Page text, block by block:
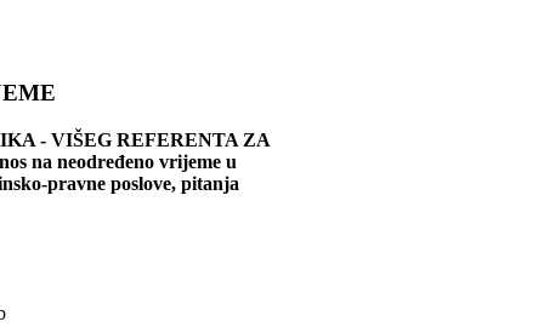
- VIŠEG REFERENTA ZA
na neodređeno vrijeme u
pravne poslove, pitanja